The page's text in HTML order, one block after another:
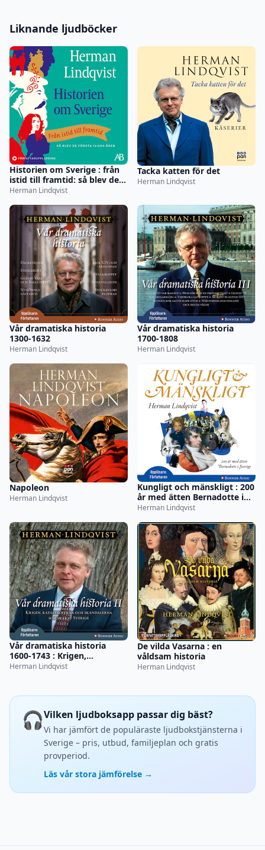
Liknande ljudböcker
Historien om Sverige : från
istid till framtid: så blev de
första 14000 åren
Herman Lindqvist
Tacka katten för det
Herman Lindqvist
Vår dramatiska historia
1300-1632
Herman Lindqvist
Vår dramatiska historia
1700-1808
Herman Lindqvist
Napoleon
Herman Lindqvist
Kungligt och mänskligt : 200
år med ätten Bernadotte i
Sverige
Herman Lindqvist
Vår dramatiska historia
1600-1743 : Krigen,
katastroferna och
Herman Lindqvist
De vilda Vasarna : en
våldsam historia
Herman Lindqvist
🎧Vilken ljudboksapp passar dig bäst?
Vi har jämfört de populäraste ljudbokstjänsterna i
Sverige – pris, utbud, familjeplan och gratis
provperiod.
Läs vår stora jämförelse →